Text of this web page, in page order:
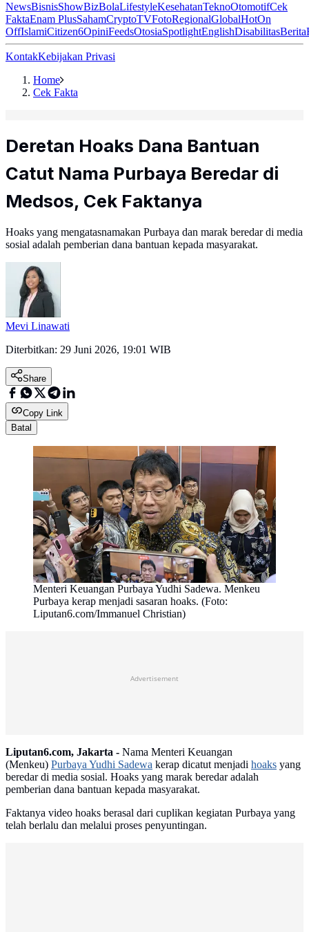
NewsBisnisShowBizBolaLifestyleKesehatanTeknoOtomotifCek
FaktaEnam PlusSahamCryptoTVFotoRegionalGlobalHotOn
OffIslamiCitizen6OpiniFeedsOtosiaSpotlightEnglishDisabilitasBerita
KontakKebijakan Privasi
Home
Cek Fakta
Deretan Hoaks Dana Bantuan
Catut Nama Purbaya Beredar di
Medsos, Cek Faktanya
Hoaks yang mengatasnamakan Purbaya dan marak beredar di media
sosial adalah pemberian dana bantuan kepada masyarakat.
Mevi Linawati
Diterbitkan: 29 Juni 2026, 19:01 WIB
Share
Copy Link
Batal
Menteri Keuangan Purbaya Yudhi Sadewa. Menkeu
Purbaya kerap menjadi sasaran hoaks. (Foto:
Liputan6.com/Immanuel Christian)
Advertisement
Liputan6.com, Jakarta - Nama Menteri Keuangan
(Menkeu) Purbaya Yudhi Sadewa kerap dicatut menjadi hoaks yang
beredar di media sosial. Hoaks yang marak beredar adalah
pemberian dana bantuan kepada masyarakat.
Faktanya video hoaks berasal dari cuplikan kegiatan Purbaya yang
telah berlalu dan melalui proses penyuntingan.